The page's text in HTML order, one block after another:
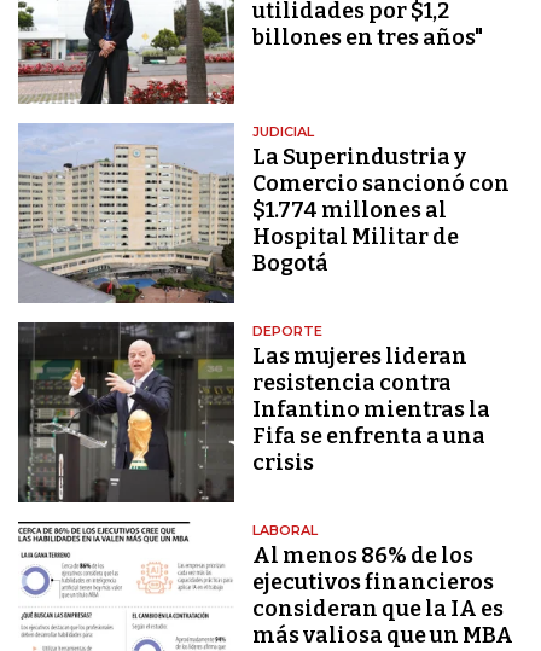
utilidades por $1,2
billones en tres años"
JUDICIAL
La Superindustria y
Comercio sancionó con
$1.774 millones al
Hospital Militar de
Bogotá
DEPORTE
Las mujeres lideran
resistencia contra
Infantino mientras la
Fifa se enfrenta a una
crisis
LABORAL
Al menos 86% de los
ejecutivos financieros
consideran que la IA es
más valiosa que un MBA